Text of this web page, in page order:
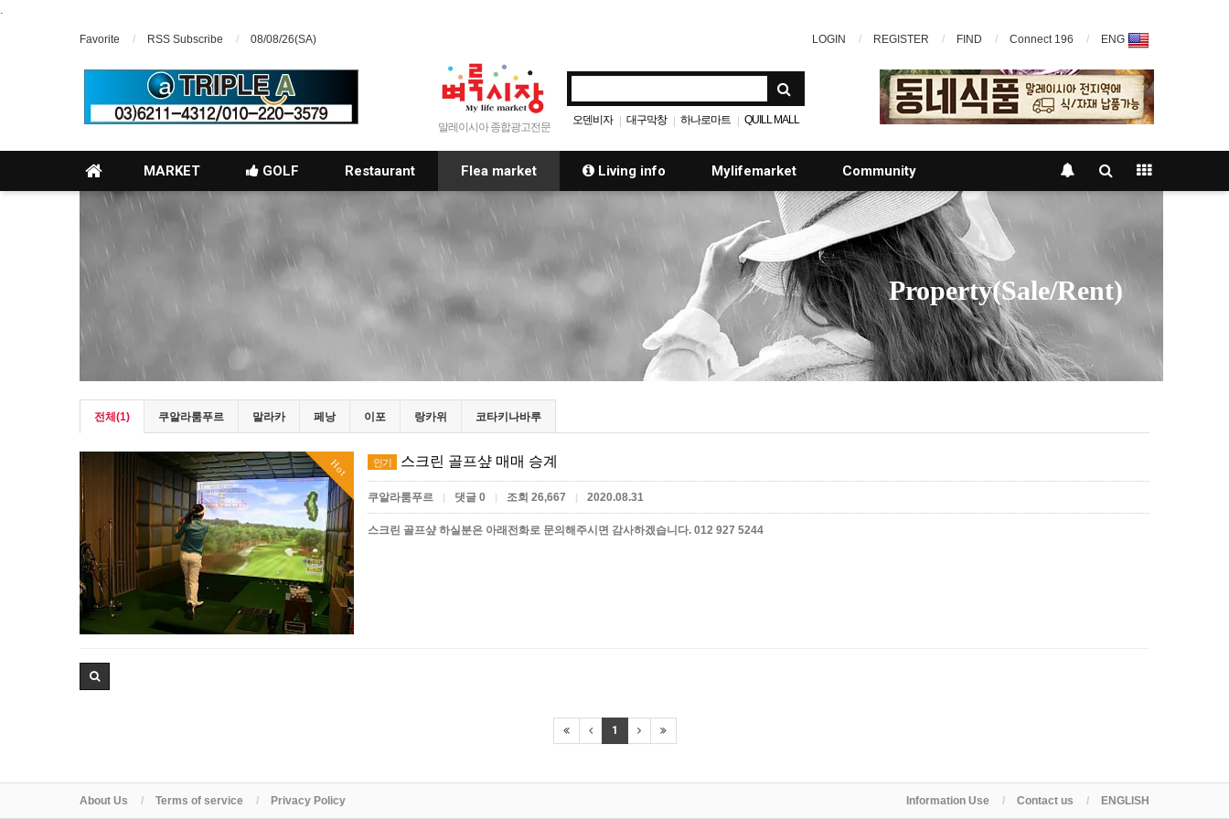
.
Favorite RSS Subscribe 08/08/26(SA) LOGIN REGISTER FIND Connect 196 ENG
말레이시아 종합광고전문
오덴비자 | 대구막창 | 하나로마트 | QUILL MALL
MARKET GOLF Restaurant Flea market Living info Mylifemarket Community
Property(Sale/Rent)
전체(1) 쿠알라룸푸르 말라카 페낭 이포 랑카위 코타키나바루
Hot 인기 스크린 골프샾 매매 승계
쿠알라룸푸르 | 댓글 0 | 조회 26,667 | 2020.08.31
스크린 골프샾 하실분은 아래전화로 문의해주시면 감사하겠습니다. 012 927 5244
1
About Us Terms of service Privacy Policy Information Use Contact us ENGLISH